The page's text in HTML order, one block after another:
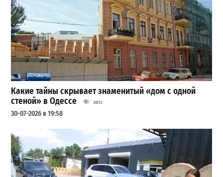
Какие тайны скрывает знаменитый «дом с одной
стеной» в Одессе
34153
30-07-2026 в 19:58